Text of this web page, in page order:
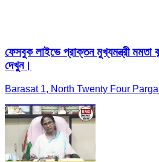
ফেসবুক লাইভে প্রাক্তন মুখ্যমন্ত্রী মমতা
দেখুন।
Barasat 1, North Twenty Four